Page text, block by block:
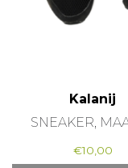
Kalanij
SNEAKER,
€10,00